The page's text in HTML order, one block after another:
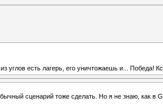
углов есть лагерь, его уничтожаешь и... Победа!
сценарий тоже сделать. Но я не знаю, как в